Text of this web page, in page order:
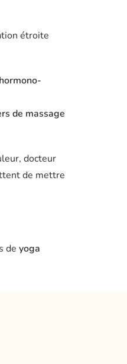
étroite
de massage
docteur
de mettre
de yoga